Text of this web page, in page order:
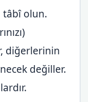
tâbî olun.
diğerlerinin
değiller.